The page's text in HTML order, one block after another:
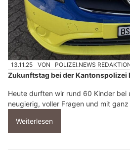
13.11.25 VON POLIZEI.NEWS
Zukunftstag bei der Kantonspolizei
Heute durften wir rund 60 Kinder bei
neugierig, voller Fragen und mit
Weiterlesen